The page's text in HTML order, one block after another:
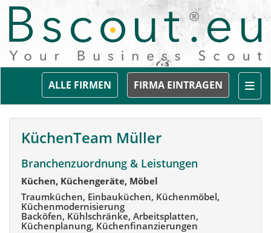
FIRMA EINTRAGEN
ALLE FIRMEN
KüchenTeam Müller
Branchenzuordnung & Leistungen
Küchen, Küchengeräte, Möbel
Traumküchen, Einbauküchen, Küchenmöbel,
Küchenmodernisierung
Backöfen, Kühlschränke, Arbeitsplatten,
Küchenplanung, Küchenfinanzierungen